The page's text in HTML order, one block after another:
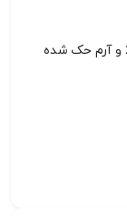
بست تک پیچ اصلی را تنها با شماره 127013 و آرم حک شده